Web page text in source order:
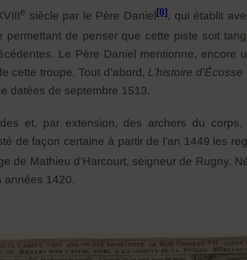
e siècle par le Père Daniel [8] , qui établit
permettant de penser que cette piste soit
Le Père Daniel mentionne, encore
cette troupe. Tout d’abord, L’histoire d’Écosse
datées de septembre 1513.
et, par extension, des archers du
de façon certaine à partir de l’an 1449 les
de Mathieu d’Harcourt, seigneur de Rugny.
années 1420.